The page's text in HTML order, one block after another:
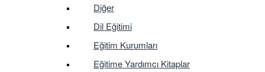
Diğer
Dil Eğitimi
Eğitim Kurumları
Eğitime Yardımcı Kitaplar